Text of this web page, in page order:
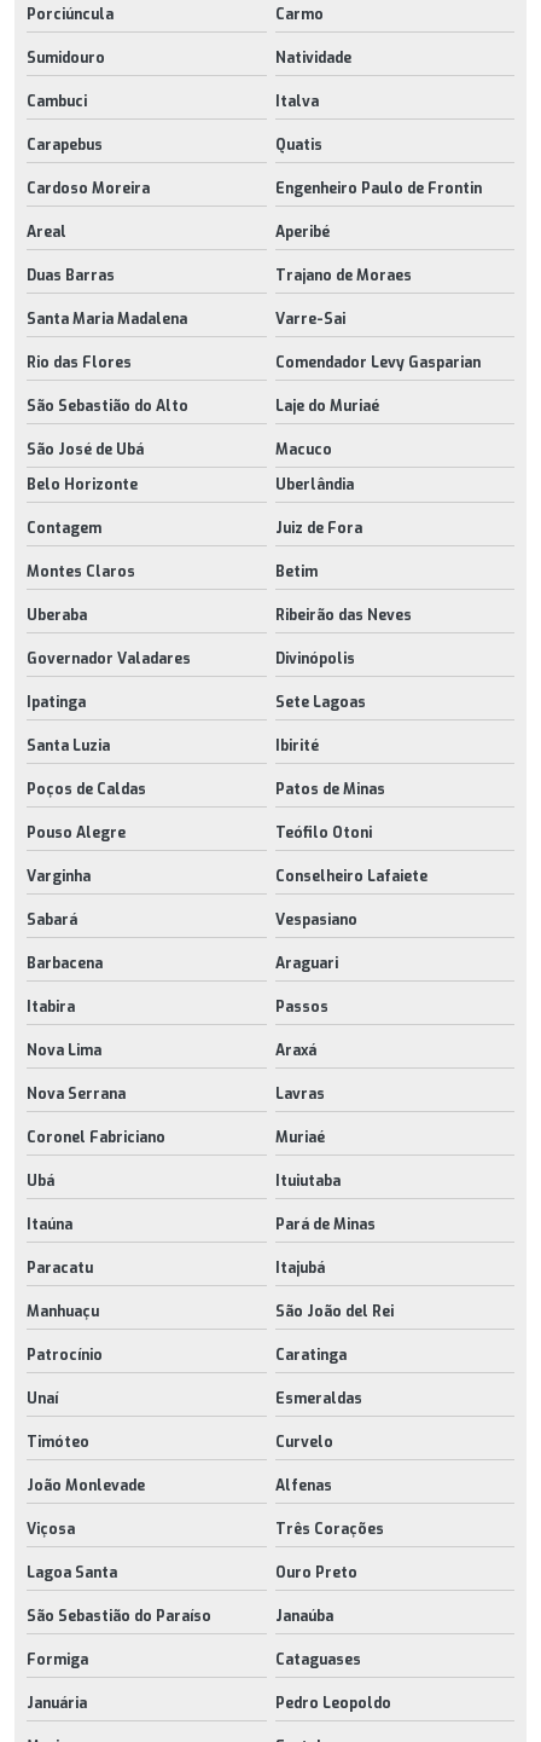
Porciúncula Carmo
Sumidouro Natividade
Cambuci Italva
Carapebus Quatis
Cardoso Moreira Engenheiro Paulo de Frontin
Areal Aperibé
Duas Barras Trajano de Moraes
Santa Maria Madalena Varre-Sai
Rio das Flores Comendador Levy Gasparian
São Sebastião do Alto Laje do Muriaé
São José de Ubá
Macuco
Belo Horizonte
Uberlândia
Contagem Juiz de Fora
Montes Claros Betim
Uberaba Ribeirão das Neves
Governador Valadares Divinópolis
Ipatinga Sete Lagoas
Santa Luzia Ibirité
Poços de Caldas Patos de Minas
Pouso Alegre Teófilo Otoni
Varginha Conselheiro Lafaiete
Sabará Vespasiano
Barbacena Araguari
Itabira Passos
Nova Lima Araxá
Nova Serrana Lavras
Coronel Fabriciano Muriaé
Ubá Ituiutaba
Itaúna Pará de Minas
Paracatu Itajubá
Manhuaçu São João del Rei
Patrocínio Caratinga
Unaí Esmeraldas
Timóteo Curvelo
João Monlevade Alfenas
Viçosa Três Corações
Lagoa Santa Ouro Preto
São Sebastião do Paraíso Janaúba
Formiga Cataguases
Januária Pedro Leopoldo